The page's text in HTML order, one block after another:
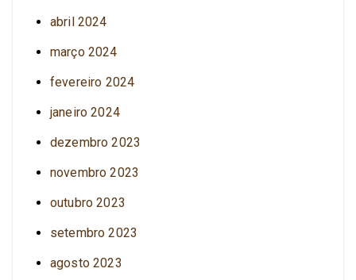
abril 2024
março 2024
fevereiro 2024
janeiro 2024
dezembro 2023
novembro 2023
outubro 2023
setembro 2023
agosto 2023